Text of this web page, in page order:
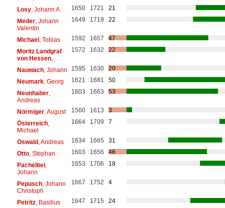
Losy, Johann A. 1650 1721
21
Meder, Johann
Valentin
1649 1719 22
Michael, Tobias 1592 1657
47
Moritz Landgraf
von Hessen,
1572 1632 22
Nauwach, Johann 1595 1630
20
Neumark, Georg 1621 1681
50
Neunhaber,
Andreas
1603 1663 53
Nörmiger, August 1560 1613
3
Österreich,
Michael
1664 1709 7
Oswald, Andreas 1634 1665
31
Otto, Stephan 1603 1656
46
Pachelbel,
Johann
1653 1706 18
Pepusch, Johann
Christoph
1667 1752 4
Petritz, Basilius 1647 1715
24